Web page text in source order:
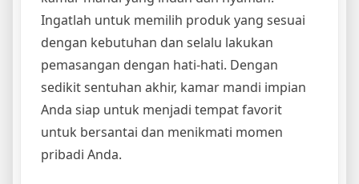
Ingatlah untuk memilih produk yang sesuai
dengan kebutuhan dan selalu lakukan
pemasangan dengan hati-hati. Dengan
sedikit sentuhan akhir, kamar mandi impian
Anda siap untuk menjadi tempat favorit
untuk bersantai dan menikmati momen
pribadi Anda.